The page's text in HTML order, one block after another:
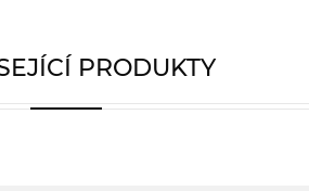
PRODUKTY